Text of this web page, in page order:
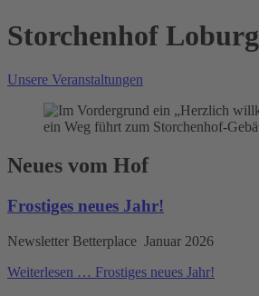
Storchenhof Loburg
Unsere Veranstaltungen
Neues vom Hof
Frostiges neues Jahr!
Newsletter Betterplace Januar 2026
Weiterlesen … Frostiges neues Jahr!